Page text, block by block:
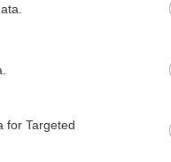
for Targeted
jag skulle ljuga
per år.
alltid, oavsett dag
media etc.
är beredd på att
beslut som i